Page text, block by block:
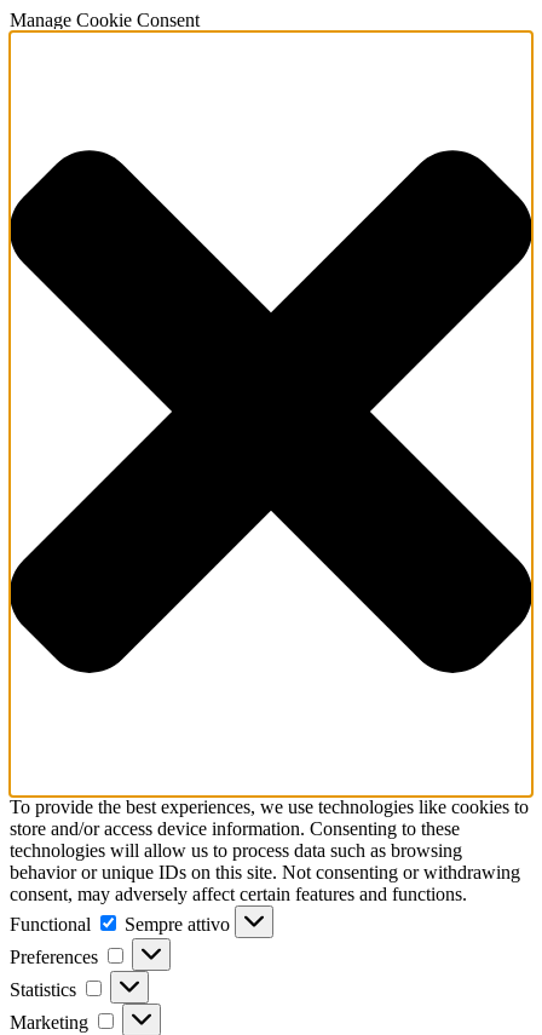
Manage Cookie Consent
To provide the best experiences, we use technologies like cookies to
store and/or access device information. Consenting to these
technologies will allow us to process data such as browsing
behavior or unique IDs on this site. Not consenting or withdrawing
consent, may adversely affect certain features and functions.
Functional
Functional
Sempre attivo
Preferences
Preferences
Statistics Statistics
Marketing Marketing